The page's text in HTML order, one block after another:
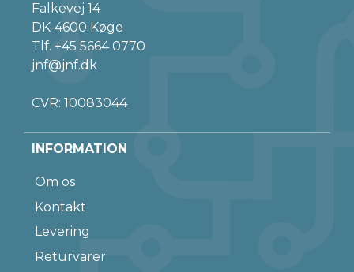
Falkevej 14
DK-4600 Køge
Tlf. +45 5664 0770
jnf@jnf.dk
CVR: 10083044
INFORMATION
Om os
Kontakt
Levering
Returvarer